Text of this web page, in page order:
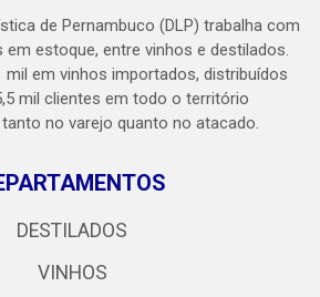
de Pernambuco (DLP) trabalha com
em estoque, entre vinhos e destilados.
mil em vinhos importados, distribuídos
mil clientes em todo o território
no varejo quanto no atacado.
DESTILADOS
VINHOS